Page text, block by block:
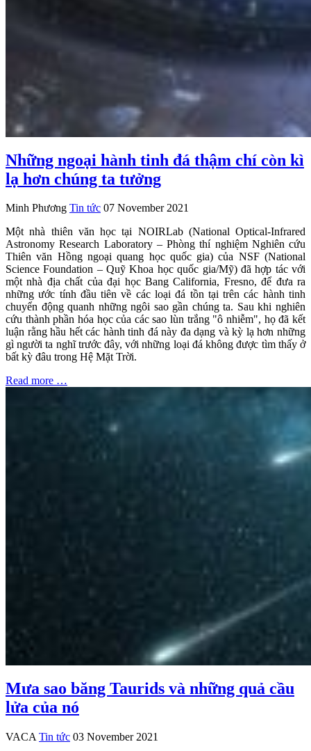
Những ngoại hành tinh đá thậm chí còn kì
lạ hơn chúng ta tưởng
Minh Phương Tin tức 07 November 2021
Một nhà thiên văn học tại NOIRLab (National Optical-Infrared
Astronomy Research Laboratory – Phòng thí nghiệm Nghiên cứu
Thiên văn Hồng ngoại quang học quốc gia) của NSF (National
Science Foundation – Quỹ Khoa học quốc gia/Mỹ) đã hợp tác với
một nhà địa chất của đại học Bang California, Fresno, để đưa ra
những ước tính đầu tiên về các loại đá tồn tại trên các hành tinh
chuyển động quanh những ngôi sao gần chúng ta. Sau khi nghiên
cứu thành phần hóa học của các sao lùn trắng "ô nhiễm", họ đã kết
luận rằng hầu hết các hành tinh đá này đa dạng và kỳ lạ hơn những
gì người ta nghĩ trước đây, với những loại đá không được tìm thấy ở
bất kỳ đâu trong Hệ Mặt Trời.
Read more …
Mưa sao băng Taurids và những quả cầu
lửa của nó
VACA Tin tức 03 November 2021